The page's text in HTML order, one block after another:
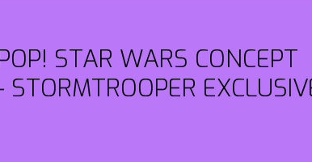
STAR WARS CONCEPT
STORMTROOPER